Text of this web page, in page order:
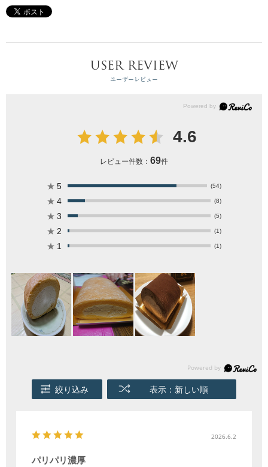
USER REVIEW
ユーザーレビュー
4.6
レビュー件数： 69件
★ 5 (54)
★ 4 (8)
★ 3 (5)
★ 2 (1)
★ 1 (1)
絞り込み 表示：新しい順
2026.6.2
パリパリ濃厚